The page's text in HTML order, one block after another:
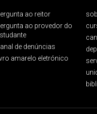
ao reitor
ao provedor do
de denúncias
amarelo eletrónico